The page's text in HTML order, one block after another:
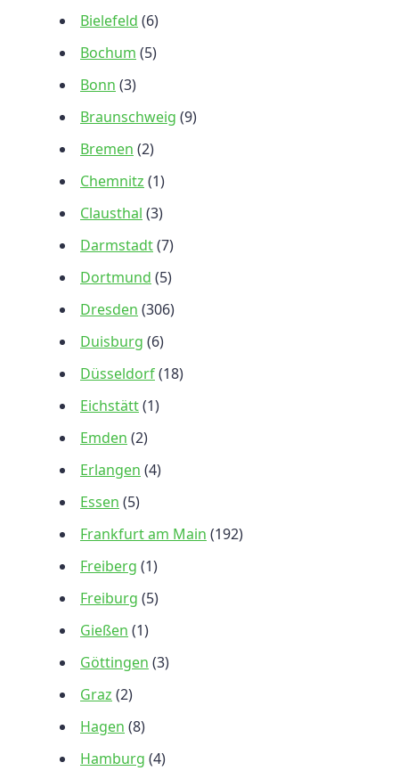
Bielefeld (6)
Bochum (5)
Bonn (3)
Braunschweig (9)
Bremen (2)
Chemnitz (1)
Clausthal (3)
Darmstadt(7)
Dortmund (5)
Dresden (306)
Duisburg (6)
Düsseldorf(18)
Eichstätt(1)
Emden (2)
Erlangen (4)
Essen (5)
Frankfurt am Main (192)
Freiberg (1)
Freiburg (5)
Gießen (1)
Göttingen (3)
Graz (2)
Hagen (8)
Hamburg (4)